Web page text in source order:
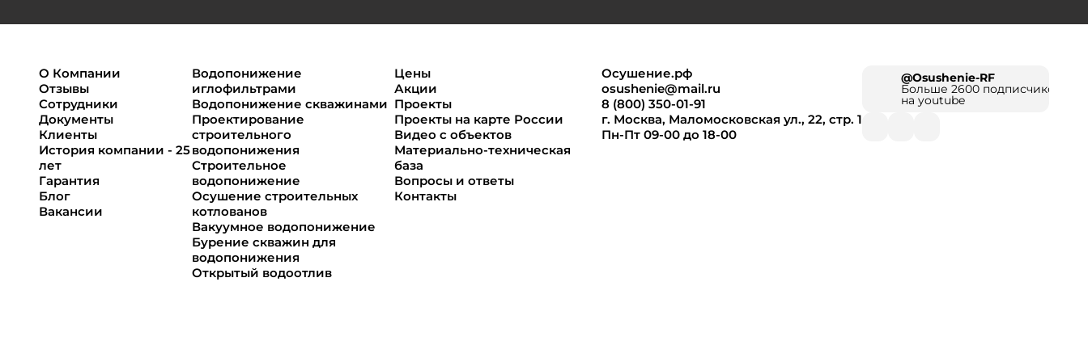
О Компании
Отзывы
Сотрудники
Документы
Клиенты
История компании - 25
лет
Гарантия
Блог
Вакансии
Водопонижение
иглофильтрами
Водопонижение скважинами
Проектирование
строительного
водопонижения
Строительное
водопонижение
Осушение строительных
котлованов
Вакуумное водопонижение
Бурение скважин для
водопонижения
Открытый водоотлив
Цены
Акции
Проекты
Проекты на карте России
Видео с объектов
Материально-техническая
база
Вопросы и ответы
Контакты
Осушение.рф
osushenie@mail.ru
8 (800) 350-01-91
г. Москва, Маломосковская ул., 22, стр. 1
Пн-Пт 09-00 до 18-00
@Osushenie-RF
Больше 2600 подписчиков
на youtube